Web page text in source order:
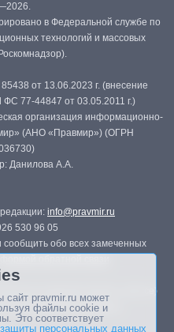
в Федеральной службе по
технологий и массовых
от 13.06.2023 г. (внесение
77-44847 от 03.05.2011 г.)
организация информационно-
(АНО «Правмир») (ОГРН
Данилова А.А.
info@pravmir.ru
530 96 05
сообщить обо всех замеченных
изданиях (книгах, прессе)
разрешения редакции.
сайт pravmir.ru может
файлы cookie и
Это соответствует
персональных данных